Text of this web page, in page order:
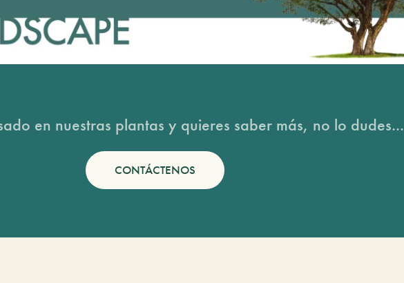
en nuestras plantas y quieres saber más, no lo dudes...
CONTÁCTENOS